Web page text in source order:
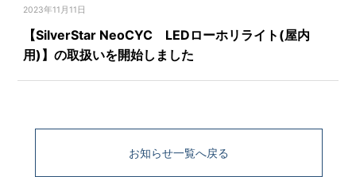
2023年11月11日
【SilverStar NeoCYC LEDローホリライト(屋内
用)】の取扱いを開始しました
お知らせ一覧へ戻る